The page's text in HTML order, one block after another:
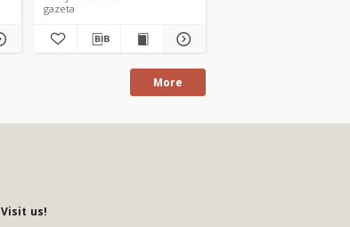
gazeta
More
Visit us!